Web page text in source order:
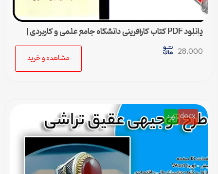
دانلود PDF کتاب كارآفرينی دانشگاه جامع علمی و كاربردی |
قابل جستجو در متن
28,000
مشاهده و خرید
docx ورد